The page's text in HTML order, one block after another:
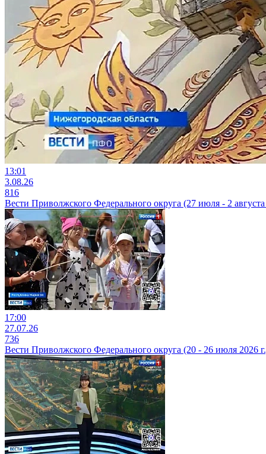
13:01
3.08.26
816
Вести Приволжского Федерального округа (27 июля - 2 августа
17:00
27.07.26
736
Вести Приволжского Федерального округа (20 - 26 июля 2026